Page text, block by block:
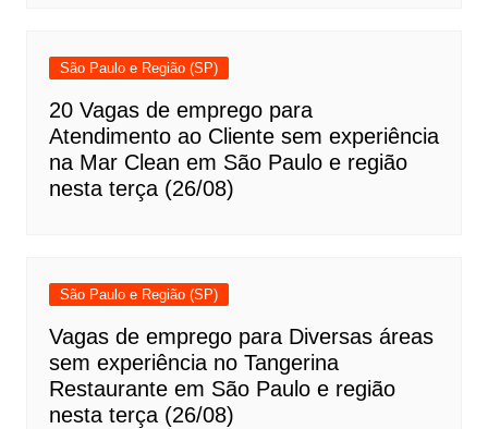
São Paulo e Região (SP)
20 Vagas de emprego para
Atendimento ao Cliente sem experiência
na Mar Clean em São Paulo e região
nesta terça (26/08)
São Paulo e Região (SP)
Vagas de emprego para Diversas áreas
sem experiência no Tangerina
Restaurante em São Paulo e região
nesta terça (26/08)